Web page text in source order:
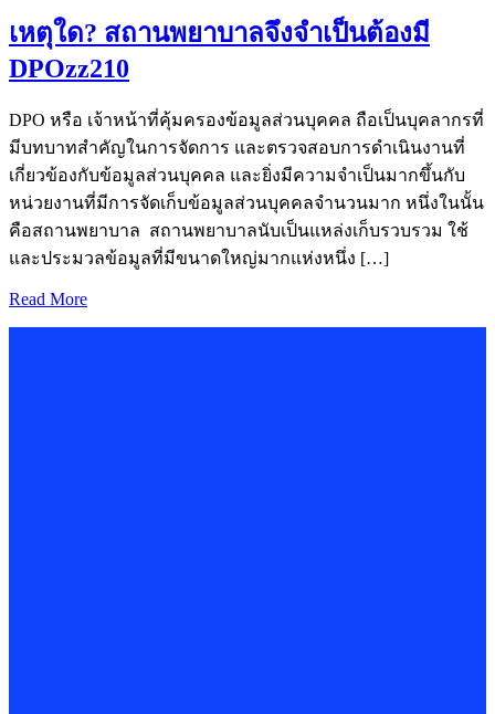
เหตุใด? สถานพยาบาลจึงจำเป็นต้องมี
DPOzz210
DPO หรือ เจ้าหน้าที่คุ้มครองข้อมูลส่วนบุคคล ถือเป็นบุคลากรที่
มีบทบาทสำคัญในการจัดการ และตรวจสอบการดำเนินงานที่
เกี่ยวข้องกับข้อมูลส่วนบุคคล และยิ่งมีความจำเป็นมากขึ้นกับ
หน่วยงานที่มีการจัดเก็บข้อมูลส่วนบุคคลจำนวนมาก หนึ่งในนั้น
คือสถานพยาบาล สถานพยาบาลนับเป็นแหล่งเก็บรวบรวม ใช้
และประมวลข้อมูลที่มีขนาดใหญ่มากแห่งหนึ่ง […]
Read More